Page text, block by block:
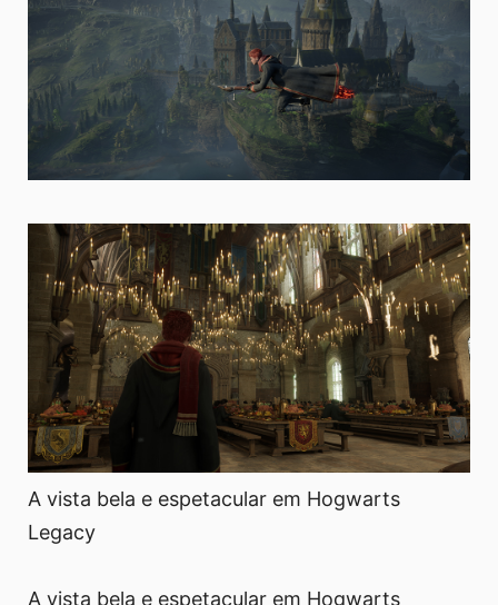
A vista bela e espetacular em Hogwarts
Legacy
A vista bela e espetacular em Hogwarts